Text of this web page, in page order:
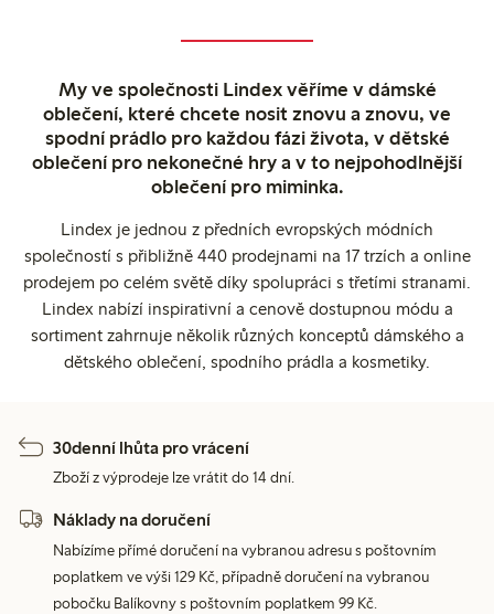
My ve společnosti Lindex věříme v dámské
oblečení, které chcete nosit znovu a znovu, ve
spodní prádlo pro každou fázi života, v dětské
oblečení pro nekonečné hry a v to nejpohodlnější
oblečení pro miminka.
Lindex je jednou z předních evropských módních
společností s přibližně 440 prodejnami na 17 trzích a online
prodejem po celém světě díky spolupráci s třetími stranami.
Lindex nabízí inspirativní a cenově dostupnou módu a
sortiment zahrnuje několik různých konceptů dámského a
dětského oblečení, spodního prádla a kosmetiky.
30denní lhůta pro vrácení
Zboží z výprodeje lze vrátit do 14 dní.
Náklady na doručení
Nabízíme přímé doručení na vybranou adresu s poštovním
poplatkem ve výši 129 Kč, případně doručení na vybranou
pobočku Balíkovny s poštovním poplatkem 99 Kč.